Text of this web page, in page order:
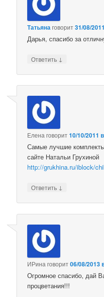
Татьянаговорит31/08/
Дарья, спасибо за
Ответить ↓
Елена говорит10/10/2011
Самые лучшие
сайте Натальи Грухиной
http://grukhina.ru/iblock/
Ответить ↓
ИРина говорит06/08/2013
Огромное спасибо, дай
процветания!!!